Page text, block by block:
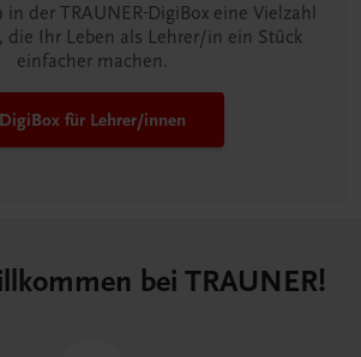
der TRAUNER-DigiBox eine Vielzahl
die Ihr Leben als Lehrer/in ein Stück
einfacher machen.
DigiBox für Lehrer/innen
bei TRAUNER!